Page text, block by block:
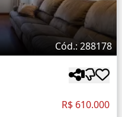
Cód.: 288178
R$ 610.000